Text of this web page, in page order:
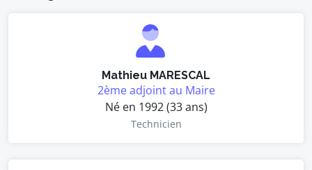
Mathieu MARESCAL
2ème adjoint au Maire
Né en 1992 (33 ans)
Technicien